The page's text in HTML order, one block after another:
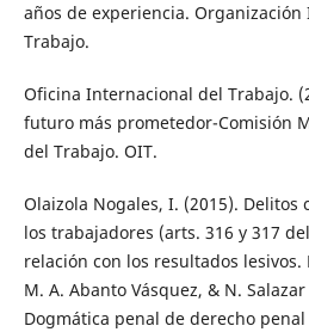
años de experiencia.
Trabajo.
Oficina Internacional del Trabajo.
futuro más prometedor-Comisión
del Trabajo. OIT.
Olaizola Nogales, I. (2015). Delitos
los trabajadores (arts. 316 y 317
relación con los resultados lesivos.
M. A. Abanto Vásquez, & N.
Dogmática penal de derecho